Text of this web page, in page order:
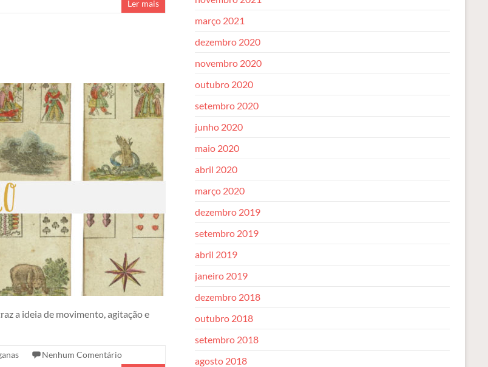
Ler mais
a ideia de movimento, agitação e
Nenhum Comentário
março 2021
dezembro 2020
novembro 2020
outubro 2020
setembro 2020
junho 2020
maio 2020
abril 2020
março 2020
dezembro 2019
setembro 2019
abril 2019
janeiro 2019
dezembro 2018
outubro 2018
setembro 2018
agosto 2018